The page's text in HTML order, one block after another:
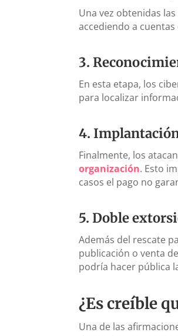
Una vez obtenidas
accediendo a
3.
En esta etapa, los
para localizar
4.
Finalmente, los
organización. Esto
casos el pago no
5.Doble
Además del rescate
publicación o venta
podría hacer pública
¿Es creíble
Una de las